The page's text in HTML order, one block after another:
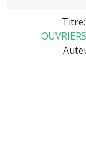
Titre: